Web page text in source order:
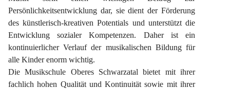
Persönlichkeitsentwicklung dar, sie dient der Förderung
des künstlerisch-kreativen Potentials und unterstützt die
Entwicklung sozialer Kompetenzen. Daher ist ein
kontinuierlicher Verlauf der musikalischen Bildung für
alle Kinder enorm wichtig.
Die Musikschule Oberes Schwarzatal bietet mit ihrer
fachlich hohen Qualität und Kontinuität sowie mit ihrer